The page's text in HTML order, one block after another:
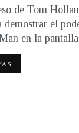
de Tom
el
en la